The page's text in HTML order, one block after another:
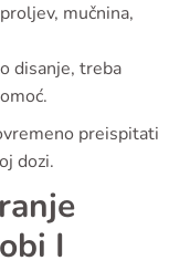
mučnina,
disanje, treba
preispitati
dozi.
I